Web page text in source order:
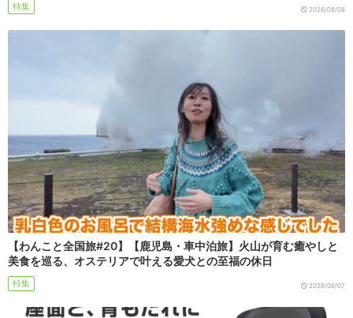
特集 2026/08/08
【わんこと全国旅#20】【鹿児島・車中泊旅】火山が育む癒やしと
美食を巡る、オステリアで叶える愛犬との至福の休日
特集 2026/08/07